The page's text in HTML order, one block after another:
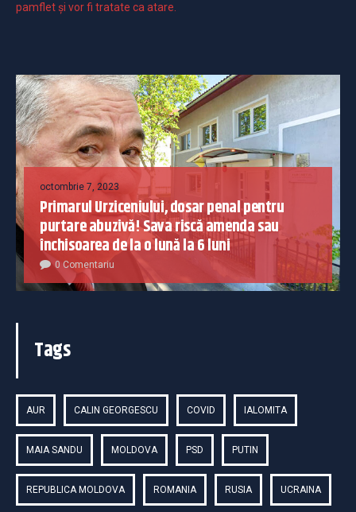
pamflet și vor fi tratate ca atare.
octombrie 7, 2023
Primarul Urziceniului, dosar penal pentru
purtare abuzivă! Sava riscă amenda sau
închisoarea de la o lună la 6 luni
0 Comentariu
Tags
AUR CALIN GEORGESCU COVID IALOMITA
MAIA SANDU MOLDOVA PSD PUTIN
REPUBLICA MOLDOVA ROMANIA RUSIA UCRAINA